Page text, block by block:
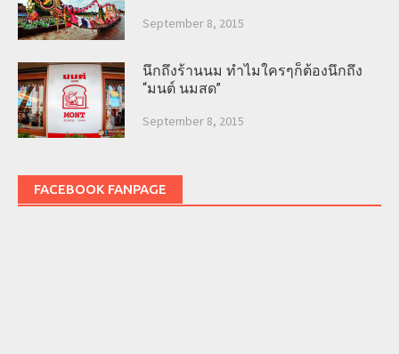
September 8, 2015
นึกถึงร้านนม ทำไมใครๆก็ต้องนึกถึง
“มนต์ นมสด”
September 8, 2015
FACEBOOK FANPAGE